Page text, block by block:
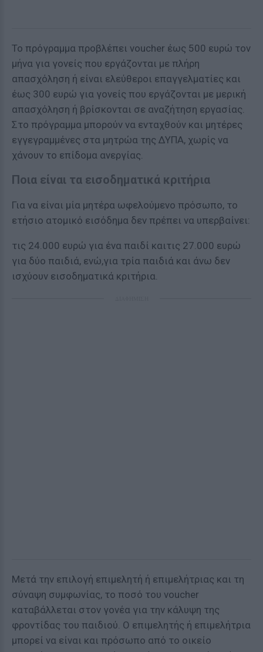
Το πρόγραμμα προβλέπει voucher έως 500 ευρώ τον
μήνα για γονείς που εργάζονται με πλήρη
απασχόληση ή είναι ελεύθεροι επαγγελματίες και
έως 300 ευρώ για γονείς που εργάζονται με μερική
απασχόληση ή βρίσκονται σε αναζήτηση εργασίας.
Στο πρόγραμμα μπορούν να ενταχθούν και μητέρες
εγγεγραμμένες στα μητρώα της ΔΥΠΑ, χωρίς να
χάνουν το επίδομα ανεργίας.
Ποια είναι τα εισοδηματικά κριτήρια
Για να είναι μία μητέρα ωφελούμενο πρόσωπο, το
ετήσιο ατομικό εισόδημα δεν πρέπει να υπερβαίνει:
τις 24.000 ευρώ για ένα παιδί καιτις 27.000 ευρώ
για δύο παιδιά, ενώ,για τρία παιδιά και άνω δεν
ισχύουν εισοδηματικά κριτήρια.
Μετά την επιλογή επιμελητή ή επιμελήτριας και τη
σύναψη συμφωνίας, το ποσό του voucher
καταβάλλεται στον γονέα για την κάλυψη της
φροντίδας του παιδιού. Ο επιμελητής ή επιμελήτρια
μπορεί να είναι και πρόσωπο από το οικείο